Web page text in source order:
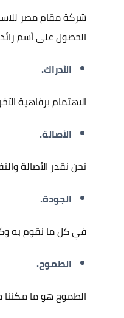
شركة مقام مصر
الحصول على أسم
الأدراك.
الاهتمام برفاهية
الأصالة.
نحن نقدر الأصالة
الجودة.
في كل ما نقوم به
الطموح.
الطموح هو ما مكننا